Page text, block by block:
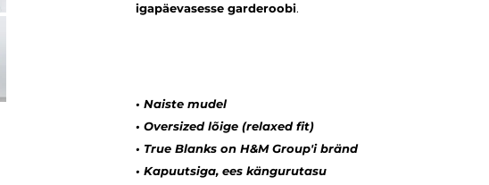
igapäevasesse garderoobi.
• Naiste mudel
• Oversized lõige (relaxed fit)
• True Blanks on H&M Group'i bränd
• Kapuutsiga, ees kängurutasu